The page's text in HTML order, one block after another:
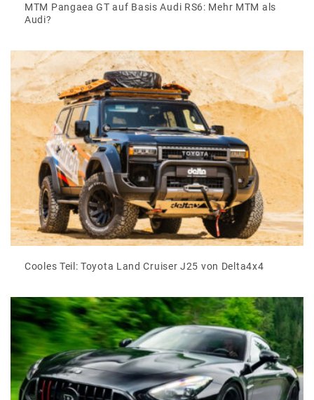
MTM Pangaea GT auf Basis Audi RS6: Mehr MTM als
Audi?
Cooles Teil: Toyota Land Cruiser J25 von Delta4x4